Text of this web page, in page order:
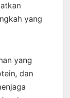
yang
yang
dan